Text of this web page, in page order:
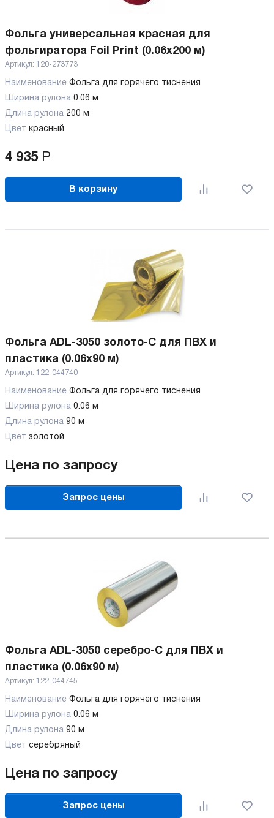
Фольга универсальная красная для
фольгиратора Foil Print (0.06x200 м)
Артикул: 120-273773
Наименование Фольга для горячего тиснения
Ширина рулона 0.06 м
Длина рулона 200 м
Цвет красный
4 935 Р
В корзину
Фольга ADL-3050 золото-C для ПВХ и
пластика (0.06x90 м)
Артикул: 122-044740
Наименование Фольга для горячего тиснения
Ширина рулона 0.06 м
Длина рулона 90 м
Цвет золотой
Цена по запросу
Запрос цены
Фольга ADL-3050 серебро-C для ПВХ и
пластика (0.06x90 м)
Артикул: 122-044745
Наименование Фольга для горячего тиснения
Ширина рулона 0.06 м
Длина рулона 90 м
Цвет серебряный
Цена по запросу
Запрос цены